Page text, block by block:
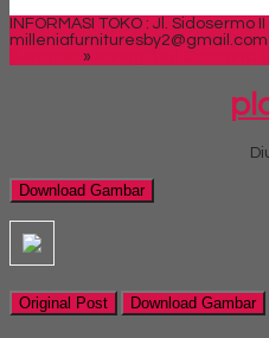
INFORMASI TOKO : Jl.
»
Download Gambar
Original Post Download Gambar